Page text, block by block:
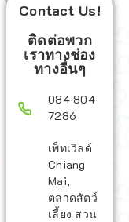
Contact Us!
ติดต่อพวก
เราทางช่อง
ทางอื่นๆ
084 804
7286
เพ็ทเวิลด์
Chiang
Mai,
ตลาดสัตว์
เลี้ยง สวน